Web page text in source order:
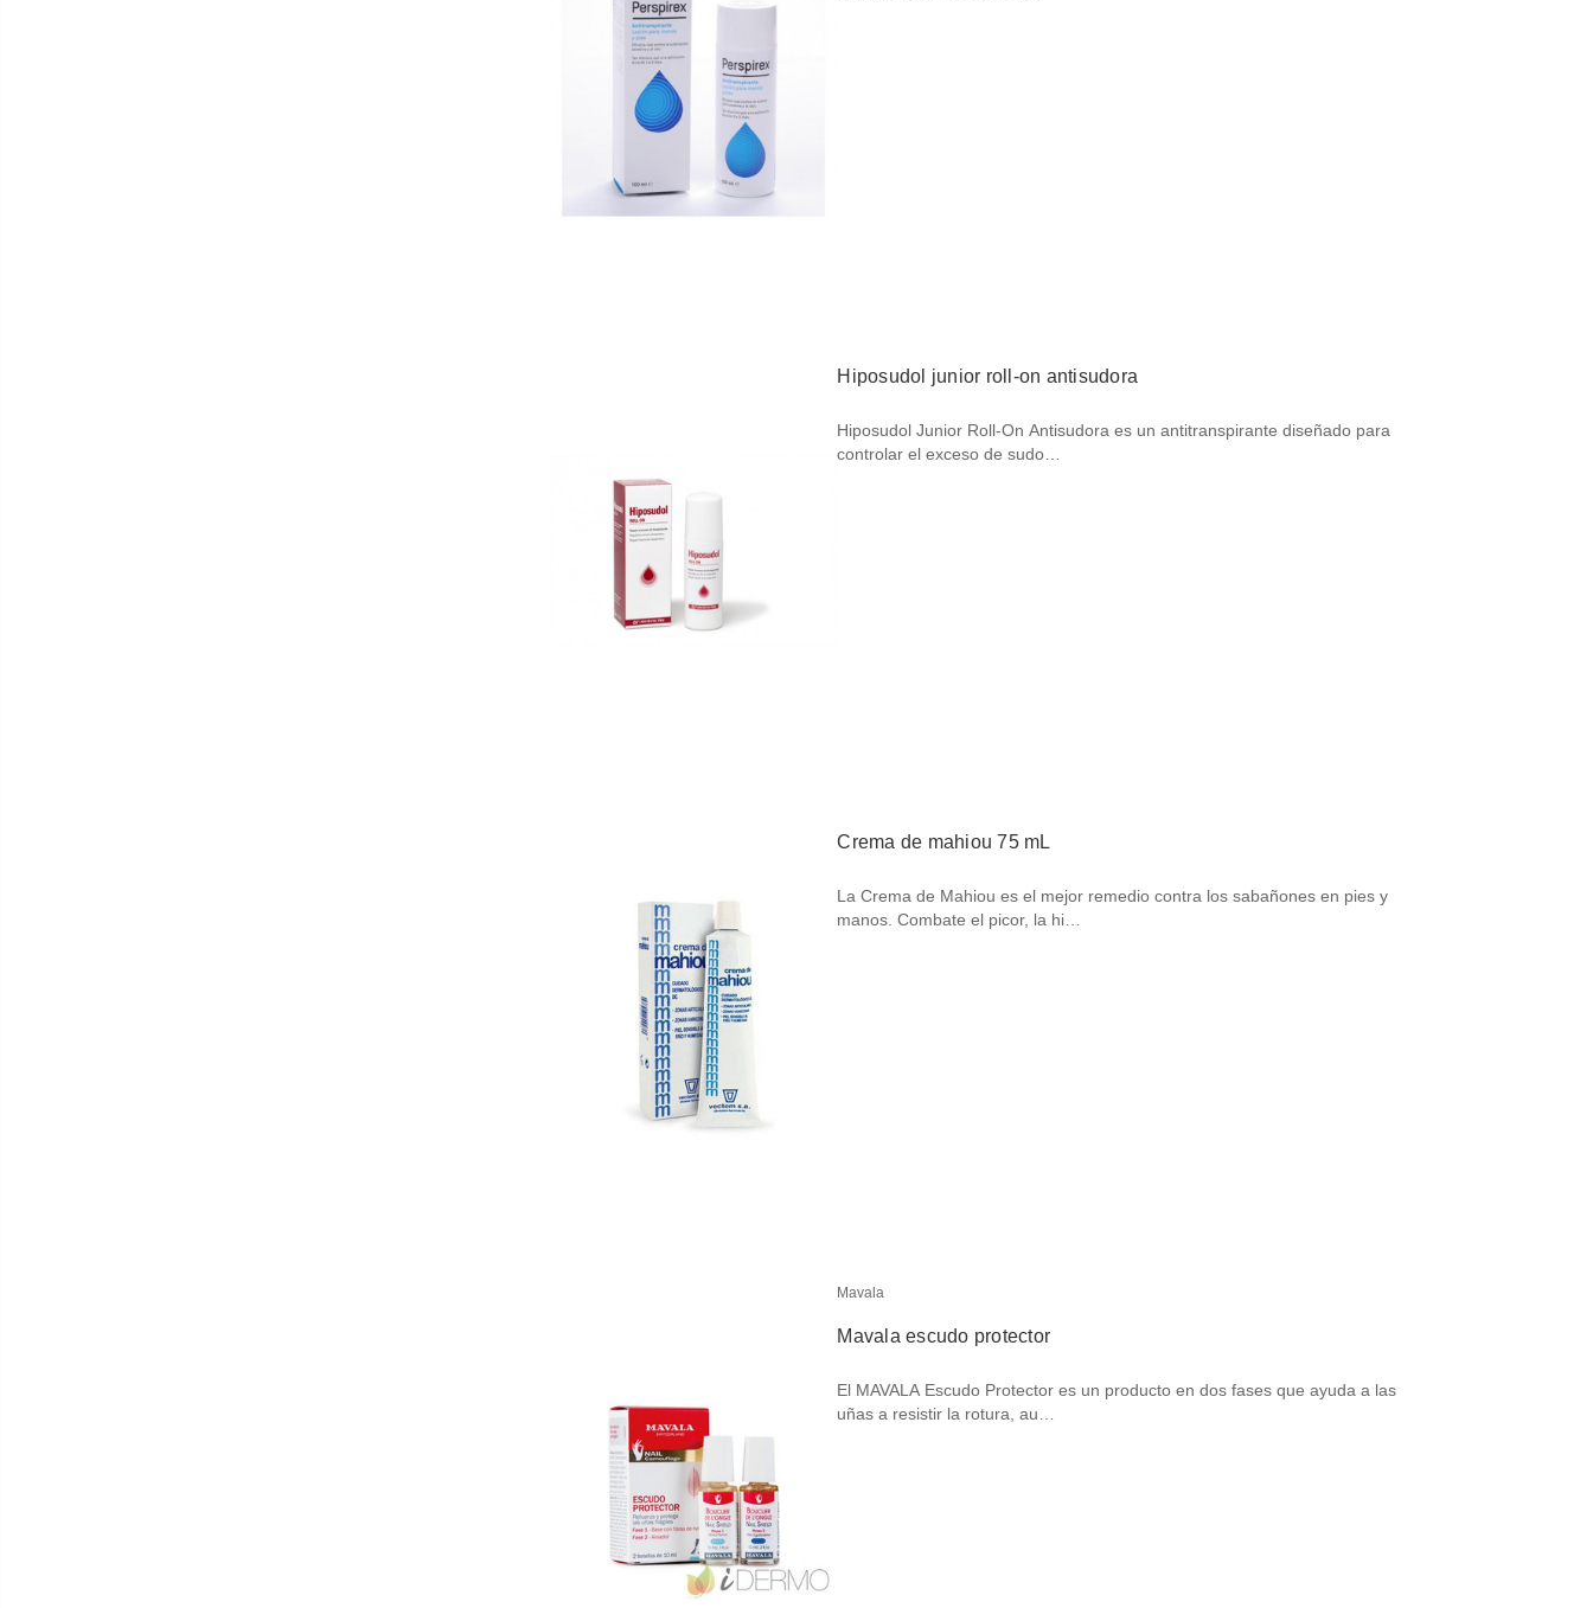
Hiposudol junior roll-on antisudora
Hiposudol Junior Roll-On Antisudora es un antitranspirante diseñado para
controlar el exceso de sudo…
Crema de mahiou 75 mL
La Crema de Mahiou es el mejor remedio contra los sabañones en pies y
manos. Combate el picor, la hi…
Mavala
Mavala escudo protector
El MAVALA Escudo Protector es un producto en dos fases que ayuda a las
uñas a resistir la rotura, au…